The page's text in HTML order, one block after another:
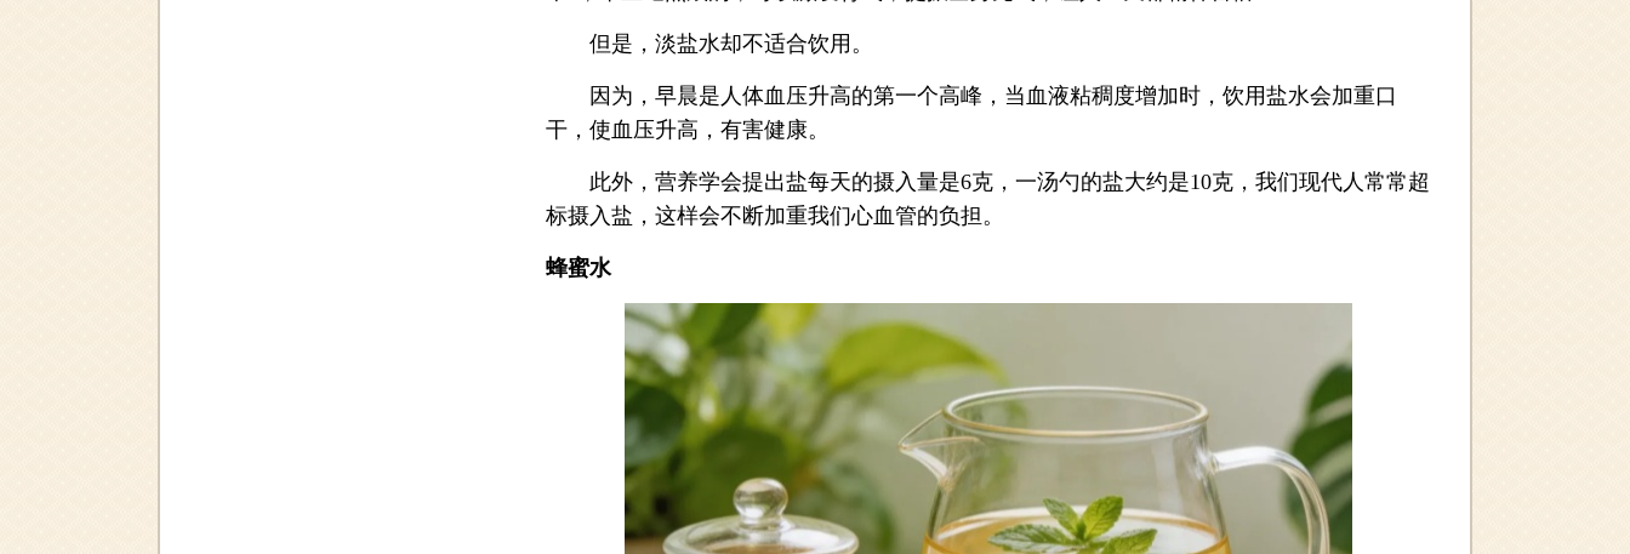
但是，淡盐水却不适合饮用。
因为，早晨是人体血压升高的第一个高峰，当血液粘稠度增加时，饮用盐水会加重口
干，使血压升高，有害健康。
此外，营养学会提出盐每天的摄入量是6克，一汤勺的盐大约是10克，我们现代人常常超
标摄入盐，这样会不断加重我们心血管的负担。
蜂蜜水